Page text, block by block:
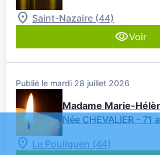
Saint-Nazaire (44)
Voir
Publié le mardi 28 juillet 2026
Madame Marie-
Née CHEVALIER - 71
Le Pouliguen (44)